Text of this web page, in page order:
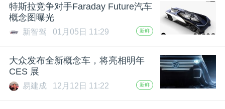
特斯拉竞争对手Faraday Future汽车
概念图曝光
新智驾 01月05日 11:29 新鲜
大众发布全新概念车，将亮相明年
CES 展
易建成 12月12日 11:22 新鲜